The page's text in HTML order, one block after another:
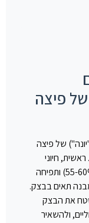
פיצה
של פיצה
חיוני
להשתמש בבצק עם הידרציה מתאימה (55-60%) ותפיחה
מבנה תאים בבצק.
את הבצק
ולהשאיר